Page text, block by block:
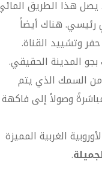
. يصل هذا الطريق
رئيسي. هناك أيضاً
وتشييد القناة.
المدينة الحقيقي.
من السمك الذي يتم
وصولاً إلى فاكهة
الغربية المميزة
.